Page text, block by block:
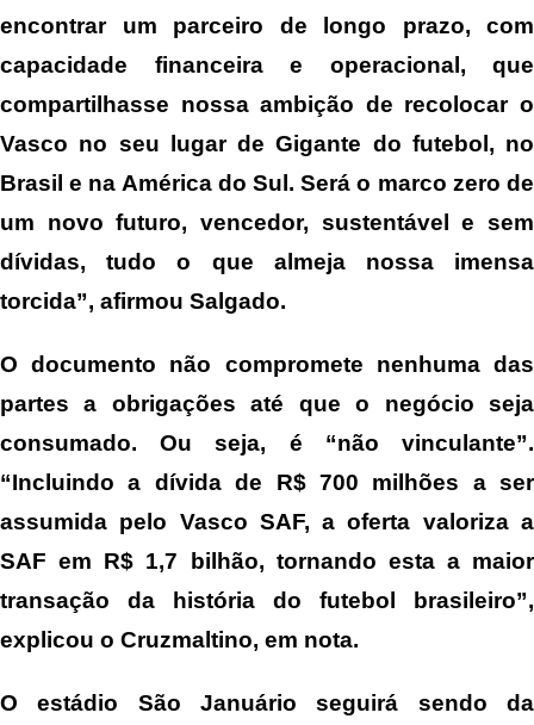
encontrar um parceiro de longo prazo, com
capacidade financeira e operacional, que
compartilhasse nossa ambição de recolocar o
Vasco no seu lugar de Gigante do futebol, no
Brasil e na América do Sul. Será o marco zero de
um novo futuro, vencedor, sustentável e sem
dívidas, tudo o que almeja nossa imensa
torcida”, afirmou Salgado.
O documento não compromete nenhuma das
partes a obrigações até que o negócio seja
consumado. Ou seja, é “não vinculante”.
“Incluindo a dívida de R$ 700 milhões a ser
assumida pelo Vasco SAF, a oferta valoriza a
SAF em R$ 1,7 bilhão, tornando esta a maior
transação da história do futebol brasileiro”,
explicou o Cruzmaltino, em nota.
O estádio São Januário seguirá sendo da